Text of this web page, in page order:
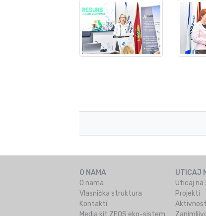
O NAMA
O nama
Vlasnička struktura
Kontakti
UTICAJ
Uticaj na
Projekti